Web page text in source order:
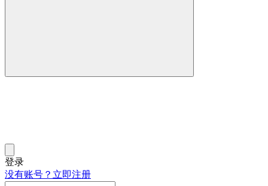
登录
没有账号？立即注册